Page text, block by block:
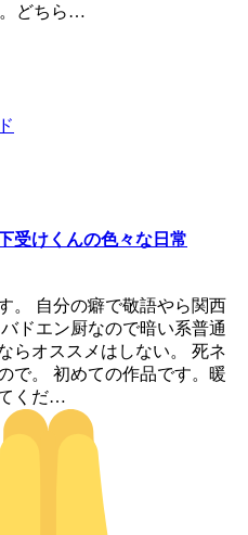
どちら…
受けくんの色々な日常
。 自分の癖で敬語やら関西
ドエン厨なので暗い系普通
らオススメはしない。 死ネ
で。 初めての作品です。暖
くだ…